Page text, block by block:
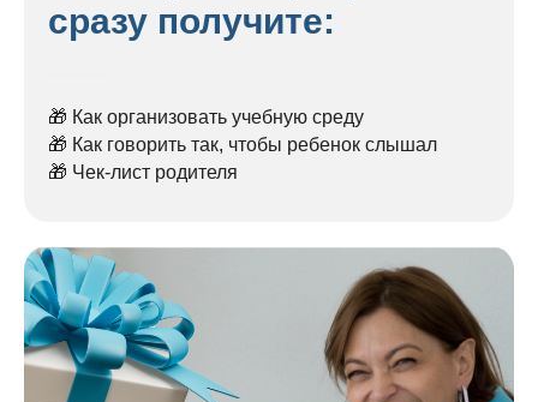
сразу получите:
🎁 Как организовать учебную среду
🎁 Как говорить так, чтобы ребенок слышал
🎁 Чек-лист родителя